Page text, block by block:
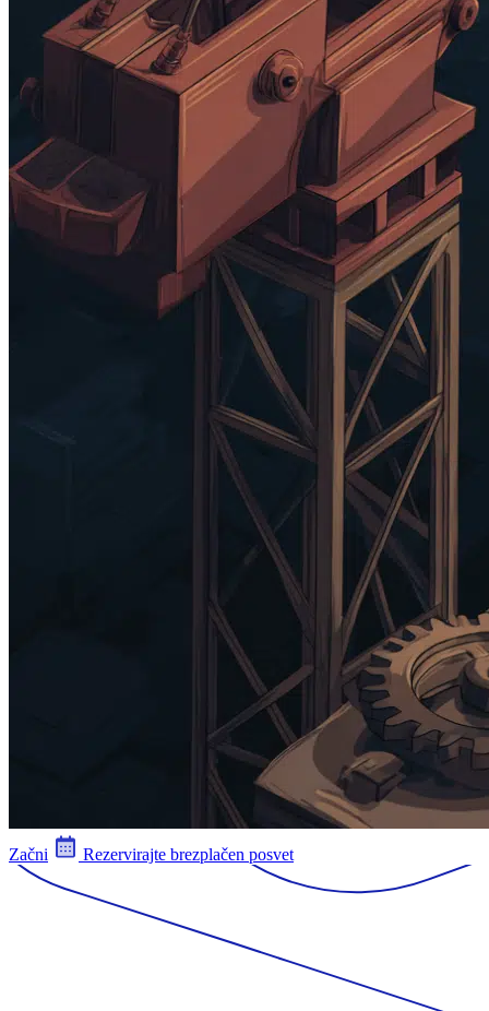
Začni Rezervirajte brezplačen posvet